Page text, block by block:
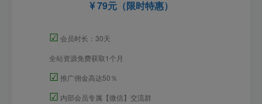
79元（限时特惠）
☑ 会员时长：30天
全站资源免费获取1个月
☑ 推广佣金高达50％
☑ 内部会员专属【微信】交流群